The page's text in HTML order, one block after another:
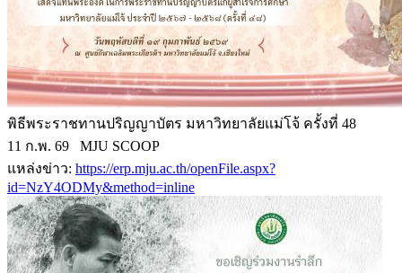
พิธีพระราชทานปริญญาบัตร มหาวิทยาลัยแม่โจ้ ครั้งที่ 48
11 ก.พ. 69 MJU SCOOP
แหล่งข่าว: https://erp.mju.ac.th/openFile.aspx?
id=NzY4ODMy&method=inline